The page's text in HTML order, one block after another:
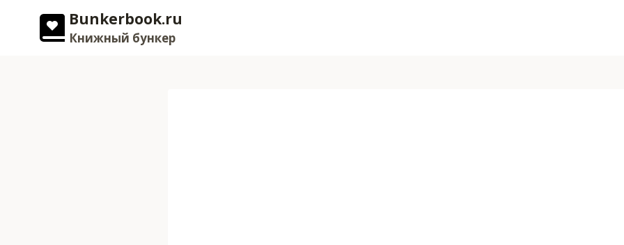
содержимому
Bunkerbook.ru
Книжный бункер